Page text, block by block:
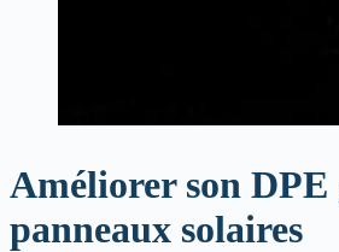
Améliorer son DPE
panneaux solaires